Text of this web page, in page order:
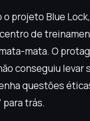
projeto Blue
de
mata. O
conseguiu levar
questões
para trás.